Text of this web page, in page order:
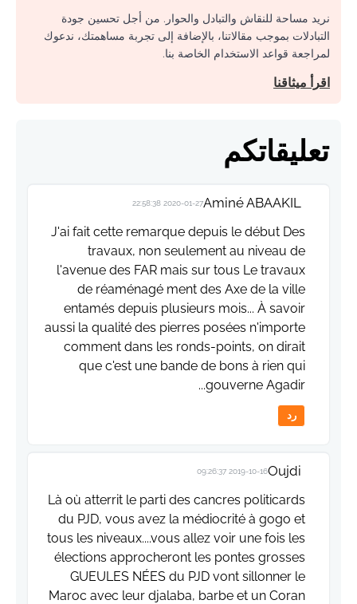
نريد مساحة للنقاش والتبادل والحوار. من أجل تحسين جودة
التبادلات بموجب مقالاتنا، بالإضافة إلى تجربة مساهمتك، ندعوك
لمراجعة قواعد الاستخدام الخاصة بنا.
اقرأ ميثاقنا
تعليقاتكم
Aminé ABAAKIL
2020-01-27 22:58:38
J'ai fait cette remarque depuis le début Des
travaux, non seulement au niveau de
l'avenue des FAR mais sur tous Le travaux
de réaménagé ment des Axe de la ville
entamés depuis plusieurs mois... À savoir
aussi la qualité des pierres posées n'importe
comment dans les ronds-points, on dirait
que c'est une bande de bons à rien qui
gouverne Agadir...
رد
Oujdi
2019-10-16 09:26:37
Là où atterrit le parti des cancres politicards
du PJD, vous avez la médiocrité à gogo et
tous les niveaux....vous allez voir une fois les
élections approcheront les pontes grosses
GUEULES NÉES du PJD vont sillonner le
Maroc avec leur djalaba, barbe et un Coran